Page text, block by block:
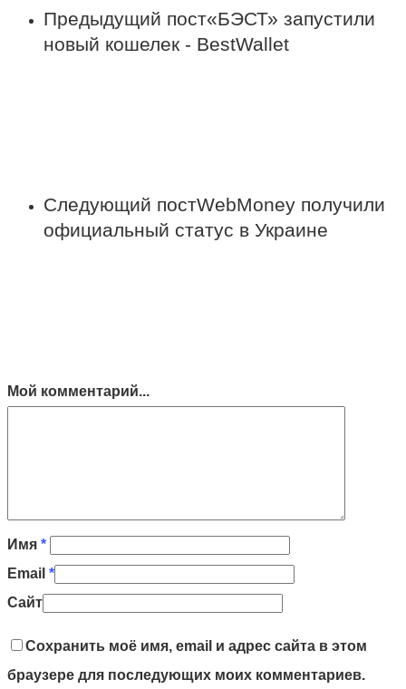
Предыдущий пост«БЭСТ» запустили
новый кошелек - BestWallet
Следующий постWebMoney получили
официальный статус в Украине
Мой комментарий...
Имя *
Email *
Сайт
Сохранить моё имя, email и адрес сайта в этом
браузере для последующих моих комментариев.